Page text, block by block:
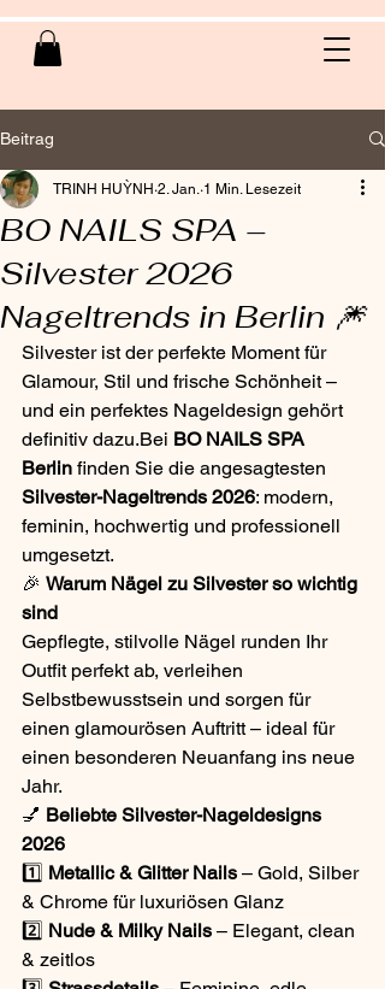
Beitrag
BO NAILS SPA –
Silvester 2026
Nageltrends in Berlin 🎆
TRINH HUỲNH 2. Jan. 1 Min. Lesezeit
Silvester ist der perfekte Moment für
Glamour, Stil und frische Schönheit –
und ein perfektes Nageldesign gehört
definitiv dazu.Bei BO NAILS SPA
Berlin finden Sie die angesagtesten
Silvester-Nageltrends 2026: modern,
feminin, hochwertig und professionell
umgesetzt.
🎉 Warum Nägel zu Silvester so wichtig
sind
Gepflegte, stilvolle Nägel runden Ihr
Outfit perfekt ab, verleihen
Selbstbewusstsein und sorgen für
einen glamourösen Auftritt – ideal für
einen besonderen Neuanfang ins neue
Jahr.
💅 Beliebte Silvester-Nageldesigns
2026
1️⃣ Metallic & Glitter Nails – Gold, Silber
& Chrome für luxuriösen Glanz
2️⃣ Nude & Milky Nails – Elegant, clean
& zeitlos